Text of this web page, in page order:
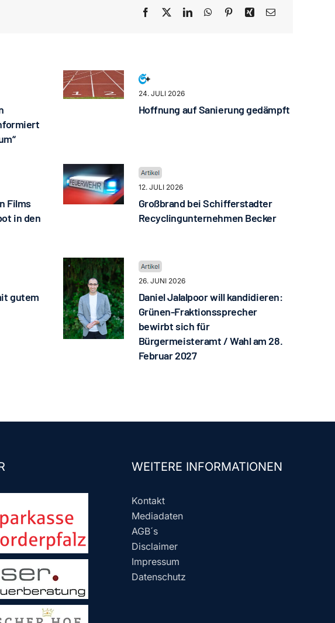
24. JULI 2026
Hoffnung auf Sanierung gedämpft
Films
in den
12. JULI 2026
Großbrand bei Schifferstadter
Recyclingunternehmen Becker
gutem
26. JUNI 2026
Daniel Jalalpoor will kandidieren:
Grünen-Fraktionssprecher
bewirbt sich für
Bürgermeisteramt / Wahl am 28.
Februar 2027
WEITERE INFORMATIONEN
Kontakt
Mediadaten
AGB´s
Disclaimer
Impressum
Datenschutz